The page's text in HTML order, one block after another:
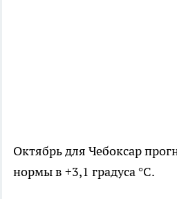
Октябрь для Чебоксар
нормы в +3,1 градуса °C.